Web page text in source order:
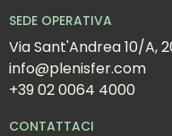
SEDE OPERATIVA
Via Sant'Andrea 10/A,
info@plenisfer.com
+39 02 0064 4000
CONTATTACI